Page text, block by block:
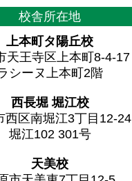
校舎所在地
上本町タ陽丘校
天王寺区上本町8-4-17
シーヌ上本町2階
西長堀 堀江校
西区南堀江3丁目12-24
堀江102 301号
天美校